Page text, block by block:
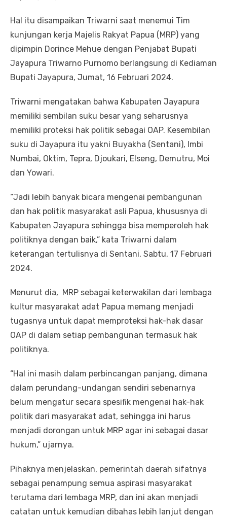
Hal itu disampaikan Triwarni saat menemui Tim
kunjungan kerja Majelis Rakyat Papua (MRP) yang
dipimpin Dorince Mehue dengan Penjabat Bupati
Jayapura Triwarno Purnomo berlangsung di Kediaman
Bupati Jayapura, Jumat, 16 Februari 2024.
Triwarni mengatakan bahwa Kabupaten Jayapura
memiliki sembilan suku besar yang seharusnya
memiliki proteksi hak politik sebagai OAP. Kesembilan
suku di Jayapura itu yakni Buyakha (Sentani), Imbi
Numbai, Oktim, Tepra, Djoukari, Elseng, Demutru, Moi
dan Yowari.
“Jadi lebih banyak bicara mengenai pembangunan
dan hak politik masyarakat asli Papua, khususnya di
Kabupaten Jayapura sehingga bisa memperoleh hak
politiknya dengan baik,” kata Triwarni dalam
keterangan tertulisnya di Sentani, Sabtu, 17 Februari
2024.
Menurut dia, MRP sebagai keterwakilan dari lembaga
kultur masyarakat adat Papua memang menjadi
tugasnya untuk dapat memproteksi hak-hak dasar
OAP di dalam setiap pembangunan termasuk hak
politiknya.
“Hal ini masih dalam perbincangan panjang, dimana
dalam perundang-undangan sendiri sebenarnya
belum mengatur secara spesifik mengenai hak-hak
politik dari masyarakat adat, sehingga ini harus
menjadi dorongan untuk MRP agar ini sebagai dasar
hukum,” ujarnya.
Pihaknya menjelaskan, pemerintah daerah sifatnya
sebagai penampung semua aspirasi masyarakat
terutama dari lembaga MRP, dan ini akan menjadi
catatan untuk kemudian dibahas lebih lanjut dengan